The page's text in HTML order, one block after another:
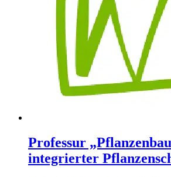
Professur
integrierter